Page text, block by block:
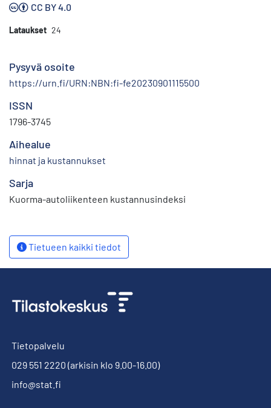
CC BY 4.0
Lataukset 24
Pysyvä osoite
https://urn.fi/URN:NBN:fi-fe20230901115500
ISSN
1796-3745
Aihealue
hinnat ja kustannukset
Sarja
Kuorma-autoliikenteen kustannusindeksi
Tietueen kaikki tiedot
Tietopalvelu
029 551 2220 (arkisin klo 9.00-16.00)
info@stat.fi